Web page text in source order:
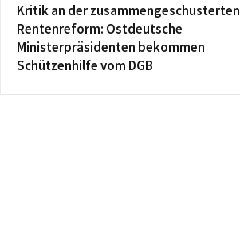
Kritik an der zusammengeschusterten
Rentenreform: Ostdeutsche
Ministerpräsidenten bekommen
Schützenhilfe vom DGB